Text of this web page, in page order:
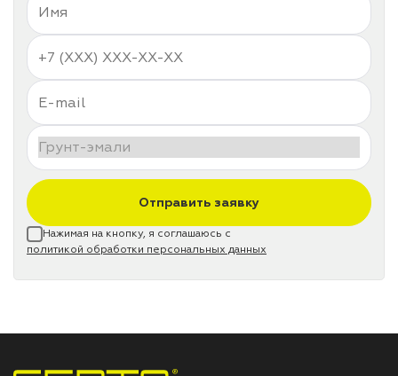
Отправить заявку
Нажимая на кнопку, я соглашаюсь с
политикой обработки персональных данных